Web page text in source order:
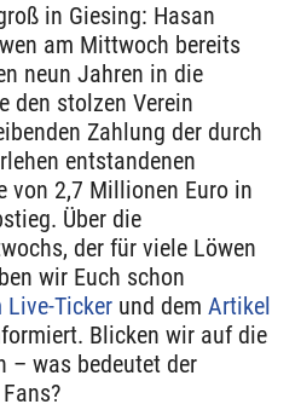
in Giesing: Hasan
am Mittwoch bereits
neun Jahren in die
den stolzen Verein
Zahlung der durch
entstandenen
von 2,7 Millionen Euro in
Über die
der für viele Löwen
wir Euch schon
Live-Ticker und dem Artikel
Blicken wir auf die
– was bedeutet der